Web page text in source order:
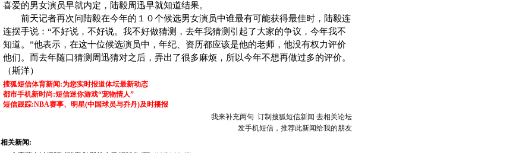
喜爱的男女演员早就内定，陆毅周迅早就知道结果。
前天记者再次问陆毅在今年的１０个候选男女演员中谁最有可能获得最佳时，陆毅连
连摆手说：“不好说，不好说。我不好做猜测，去年我猜测引起了大家的争议，今年我不
知道。”他表示，在这十位候选演员中，年纪、资历都应该是他的老师，他没有权力评价
他们。而去年随口猜测周迅猜对之后，弄出了很多麻烦，所以今年不想再做过多的评价。
（斯洋）
搜狐短信体育新闻:为您实时报道体坛最新动态
都市手机新时尚:短信迷你游戏“宠物情人”
短信跟踪:NBA赛事、明星(中国球员与乔丹)及时播报
我来补充两句 订制搜狐短信新闻 去相关论坛
发手机短信，推荐此新闻给我的朋友
相关新闻: